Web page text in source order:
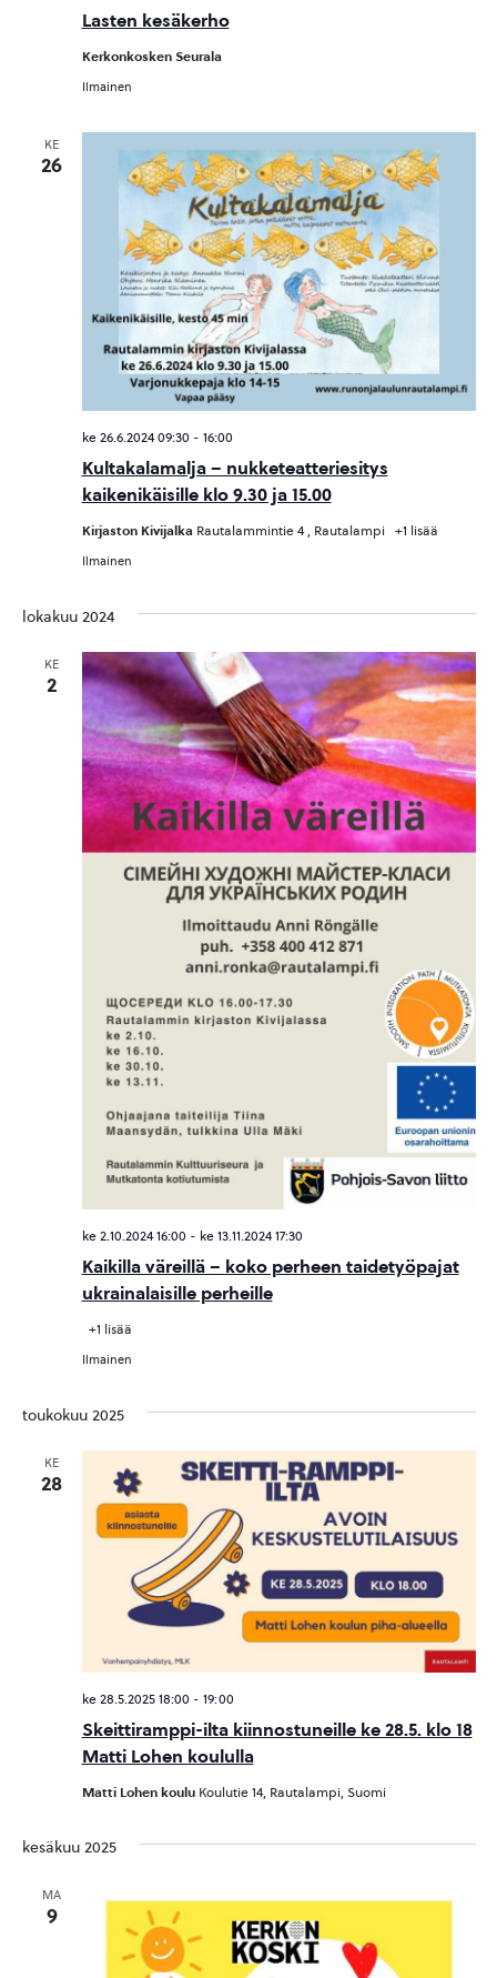
Lasten kesäkerho
Kerkonkosken Seurala
Ilmainen
KE
26
Kultakalamalja – nukketeatteriesitys
kaikenikäisille klo 9.30 ja 15.00
ke 26.6.2024 09:30 - 16:00
Kirjaston Kivijalka Rautalammintie 4 , Rautalampi +1 lisää
Ilmainen
lokakuu 2024
KE
2
Kaikilla väreillä – koko perheen taidetyöpajat
ukrainalaisille perheille
ke 2.10.2024 16:00 - ke 13.11.2024 17:30
+1 lisää
Ilmainen
toukokuu 2025
KE
28
Skeittiramppi-ilta kiinnostuneille ke 28.5. klo 18
Matti Lohen koululla
ke 28.5.2025 18:00 - 19:00
Matti Lohen koulu Koulutie 14, Rautalampi, Suomi
kesäkuu 2025
MA
9